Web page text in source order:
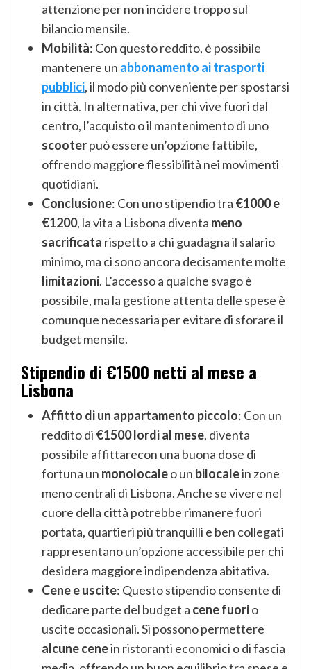
attenzione per non incidere troppo sul
bilancio mensile.
Mobilità: Con questo reddito, è possibile
mantenere un abbonamento ai trasporti
pubblici, il modo più conveniente per spostarsi
in città. In alternativa, per chi vive fuori dal
centro, l’acquisto o il mantenimento di uno
scooterpuò essere un’opzione fattibile,
offrendo maggiore flessibilità nei movimenti
quotidiani.
Conclusione: Con uno stipendio tra €1000 e
€1200, la vita a Lisbona diventa meno
sacrificata rispetto a chi guadagna il salario
minimo, ma ci sono ancora decisamente molte
limitazioni. L’accesso a qualche svago è
possibile, ma la gestione attenta delle spese è
comunque necessaria per evitare di sforare il
budget mensile.
Stipendio di €1500 netti al mese a
Lisbona
Affitto di un appartamento piccolo: Con un
reddito di €1500 lordi al mese, diventa
possibile affittarecon una buona dose di
fortuna un monolocaleo un bilocalein zone
meno centrali di Lisbona. Anche se vivere nel
cuore della città potrebbe rimanere fuori
portata, quartieri più tranquilli e ben collegati
rappresentano un’opzione accessibile per chi
desidera maggiore indipendenza abitativa.
Cene e uscite: Questo stipendio consente di
dedicare parte del budget a cene fuorio
uscite occasionali. Si possono permettere
alcune cenein ristoranti economici o di fascia